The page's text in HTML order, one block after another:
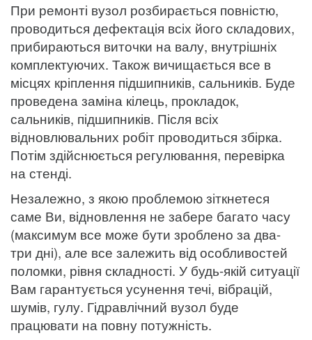
При ремонті вузол розбирається повністю,
проводиться дефектація всіх його складових,
прибираються виточки на валу, внутрішніх
комплектуючих. Також вичищається все в
місцях кріплення підшипників, сальників. Буде
проведена заміна кілець, прокладок,
сальників, підшипників. Після всіх
відновлювальних робіт проводиться збірка.
Потім здійснюється регулювання, перевірка
на стенді.
Незалежно, з якою проблемою зіткнетеся
саме Ви, відновлення не забере багато часу
(максимум все може бути зроблено за два-
три дні), але все залежить від особливостей
поломки, рівня складності. У будь-якій ситуації
Вам гарантується усунення течі, вібрацій,
шумів, гулу. Гідравлічний вузол буде
працювати на повну потужність.